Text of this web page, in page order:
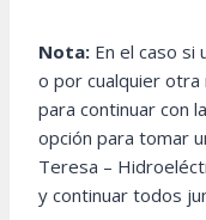
Nota: En el caso si
o por cualquier
para continuar con
opción para tomar
Teresa –
y continuar todos